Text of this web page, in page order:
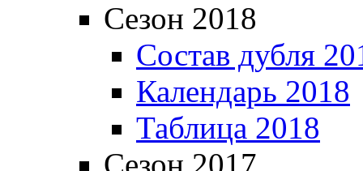
Сезон 2018
Состав дубля
Календарь 2018
Таблица 2018